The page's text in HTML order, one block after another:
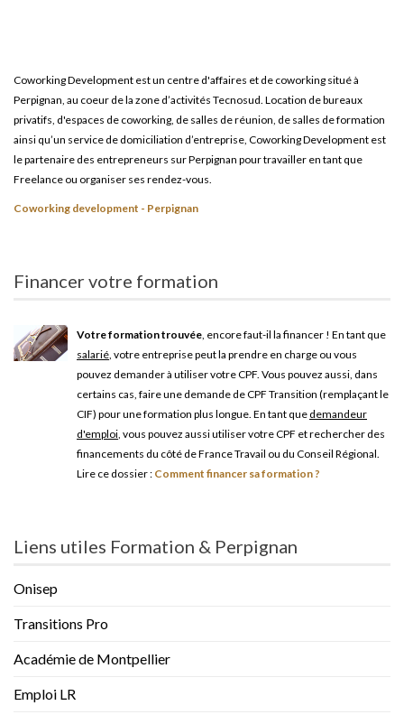
Coworking Development est un centre d'affaires et de coworking situé à
Perpignan, au coeur de la zone d’activités Tecnosud. Location de bureaux
privatifs, d'espaces de coworking, de salles de réunion, de salles de formation
ainsi qu’un service de domiciliation d’entreprise, Coworking Development est
le partenaire des entrepreneurs sur Perpignan pour travailler en tant que
Freelance ou organiser ses rendez-vous.
Coworking development - Perpignan
Financer votre formation
Votre formation trouvée , encore faut-il la financer ! En tant que
salarié , votre entreprise peut la prendre en charge ou vous
pouvez demander à utiliser votre CPF. Vous pouvez aussi, dans
certains cas, faire une demande de CPF Transition (remplaçant le
CIF) pour une formation plus longue. En tant que demandeur
d'emploi , vous pouvez aussi utiliser votre CPF et rechercher des
financements du côté de France Travail ou du Conseil Régional.
Lire ce dossier : Comment financer sa formation ?
Liens utiles Formation & Perpignan
Onisep
Transitions Pro
Académie de Montpellier
Emploi LR